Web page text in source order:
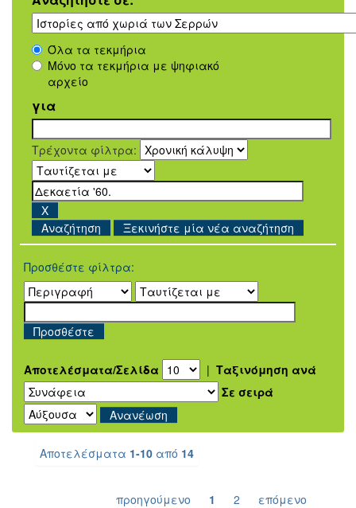
Όλα τα τεκμήρια
Μόνο τα τεκμήρια με ψηφιακό
αρχείο
για
Τρέχοντα φίλτρα:
Ξεκινήστε μία νέα αναζήτηση
Προσθέστε φίλτρα:
Αποτελέσματα/Σελίδα | Ταξινόμηση ανά
Σε σειρά
Αποτελέσματα 1-10 από 14
προηγούμενο 1 2 επόμενο